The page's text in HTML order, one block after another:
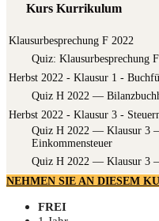
Kurs Kurrikulum
Klausurbesprechung F 2022
Quiz: Klau­sur­be­spre­chung
Herbst 2022 - Klausur 1 -
Quiz H 2022 —
Herbst 2022 - Klausur 3 -
Quiz H 2022 — Klau­sur 3
Einkommensteuer
Quiz H 2022 — Klau­sur 3
NEHMEN SIE AN DIESEM
FREI